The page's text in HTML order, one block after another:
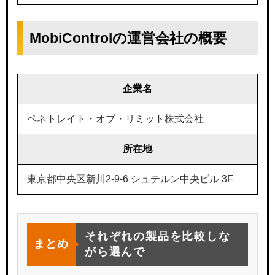
MobiControlの運営会社の概要
企業名
ペネトレイト・オブ・リミット株式会社
所在地
東京都中央区新川2-9-6 シュテルン中央ビル 3F
まとめ
それぞれの製品を比較しな
がら選んで